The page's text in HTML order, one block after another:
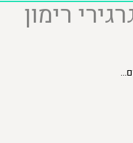
רימון